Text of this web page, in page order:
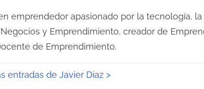
emprendedor apasionado por la tecnología,
y Emprendimiento, creador de
de Emprendimiento.
entradas de Javier Diaz >